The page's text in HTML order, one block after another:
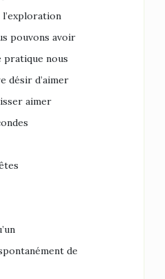
pouvons avoir
pratique nous
désir d’aimer
aimer
de